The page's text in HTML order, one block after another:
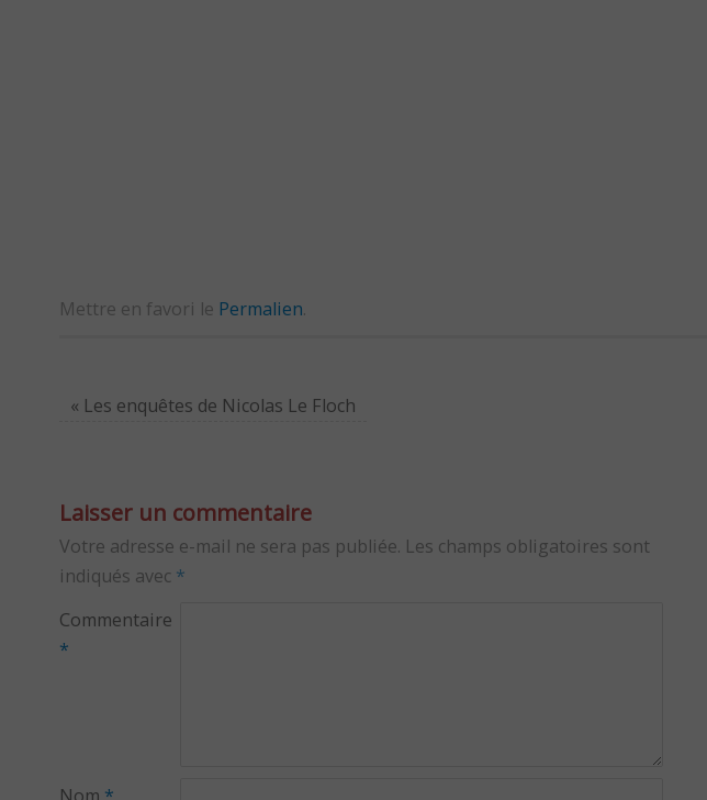
Mettre en favori le Permalien.
« Les enquêtes de Nicolas Le Floch
Laisser un commentaire
Votre adresse e-mail ne sera pas publiée. Les champs obligatoires sont
indiqués avec *
Commentaire
*